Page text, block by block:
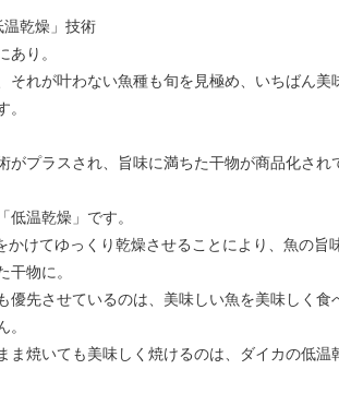
温乾燥」技術
あり。
それが叶わない魚種も旬を見極め、いちばん美
。
がプラスされ、旨味に満ちた干物が商品化され
低温乾燥」です。
けてゆっくり乾燥させることにより、魚の旨
干物に。
優先させているのは、美味しい魚を美味しく食
。
ま焼いても美味しく焼けるのは、ダイカの低温